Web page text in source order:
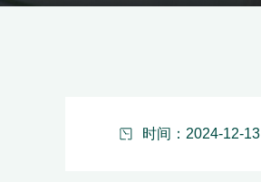
时间：2024-12-13